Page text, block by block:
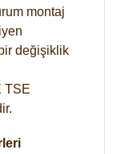
montaj
değişiklik
TSE